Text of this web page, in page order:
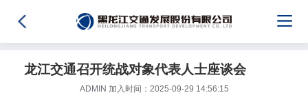
龙江交通召开统战对象代表人士座谈会
ADMIN 加入时间：2025-09-29 14:56:15